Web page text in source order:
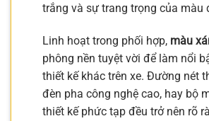
trắng và sự trang trọng của màu
Linh hoạt trong phối hợp, màu
phông nền tuyệt vời để làm nổi
thiết kế khác trên xe. Đường nét
đèn pha công nghệ cao, hay bộ
thiết kế phức tạp đều trở nên rõ